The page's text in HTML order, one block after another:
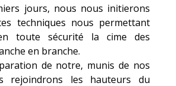
jours, nous nous initierons
techniques nous permettant
toute sécurité la cime des
en branche.
de notre, munis de nos
rejoindrons les hauteurs du